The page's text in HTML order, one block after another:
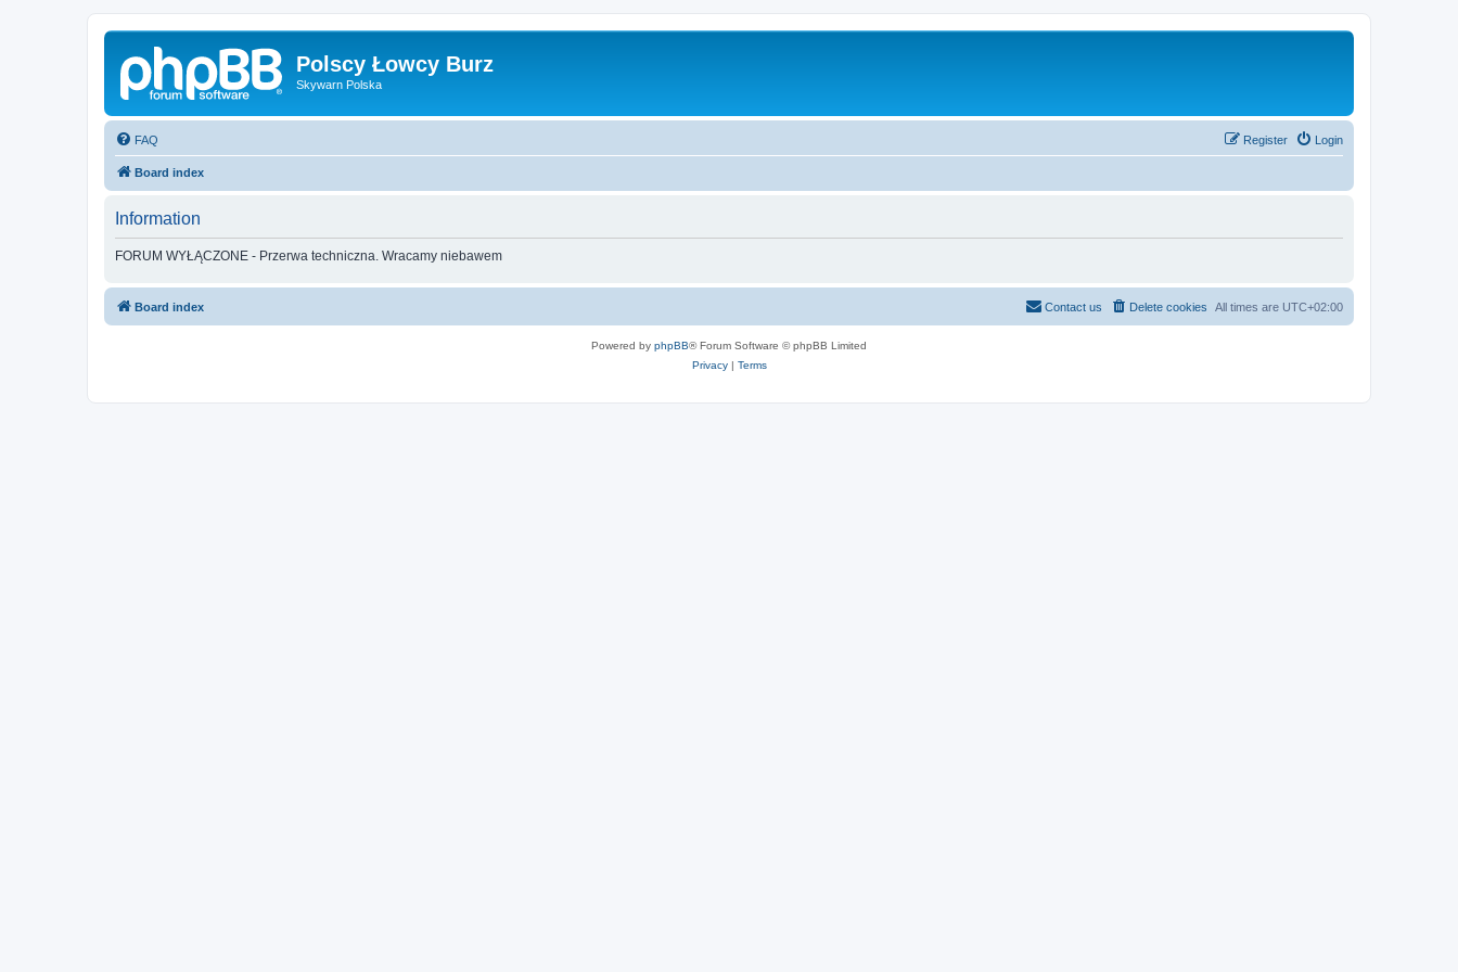
Polscy Łowcy Burz
Skywarn Polska
FAQ Login
Register
Board index
Information
FORUM WYŁĄCZONE - Przerwa techniczna. Wracamy niebawem
Board index All times are UTC+02:00
Delete cookies
Contact us
Powered by phpBB® Forum Software © phpBB Limited
Privacy| Terms